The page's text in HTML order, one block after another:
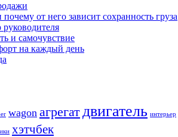
от него зависит сохранность груза
руководителя
и самочувствие
на каждый день
wagon агрегат двигатель интерьер
хэтчбек